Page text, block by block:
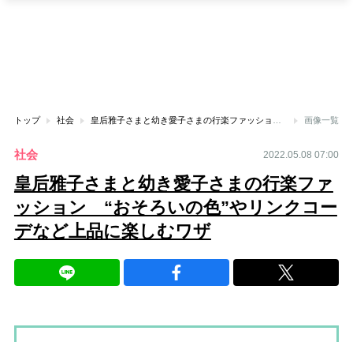
トップ 社会 画像一覧
社会 2022.05.08 07:00
皇后雅子さまと幼き愛子さまの行楽ファ
ッション “おそろいの色”やリンクコー
デなど上品に楽しむワザ